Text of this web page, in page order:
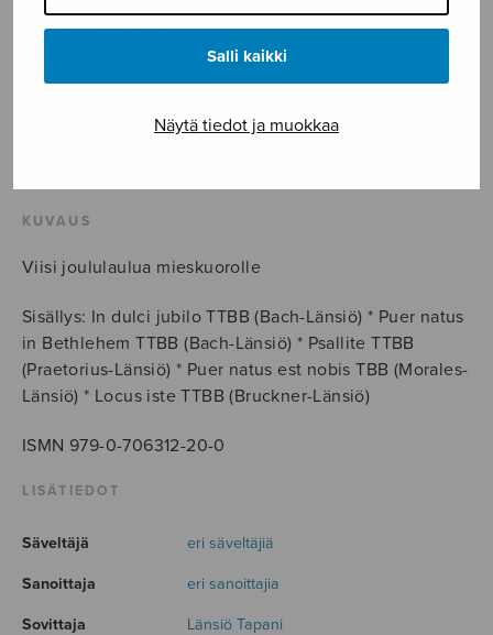
Salli kaikki
Näytä tiedot ja muokkaa
natali
Avainsanat tuotteelleChristmas,
KUVAUS
Viisi joululaulua mieskuorolle
Sisällys: In dulci jubilo TTBB (Bach-Länsiö) * Puer natus
in Bethlehem TTBB (Bach-Länsiö) * Psallite TTBB
(Praetorius-Länsiö) * Puer natus est nobis TBB (Morales-
Länsiö) * Locus iste TTBB (Bruckner-Länsiö)
ISMN 979-0-706312-20-0
LISÄTIEDOT
Säveltäjä eri säveltäjiä
Sanoittaja eri sanoittajia
Sovittaja Länsiö Tapani